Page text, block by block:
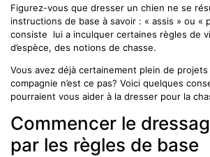
Figurez-vous que dresser un chien ne se
instructions de base à savoir : « assis » ou «
consiste lui a inculquer certaines règles de
d’espèce, des notions de chasse.
Vous avez déjà certainement plein de
compagnie n’est ce pas? Voici quelques
pourraient vous aider à la dresser pour la
Commencer le
par les règles de base